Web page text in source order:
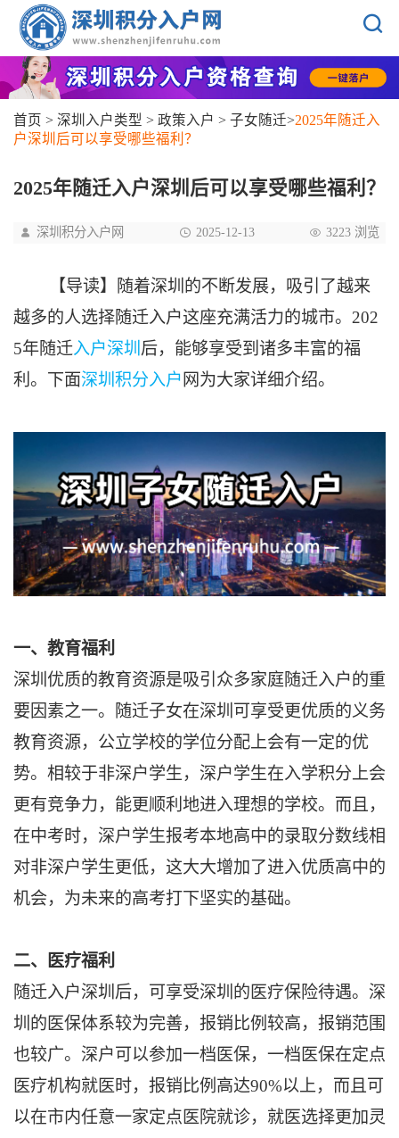
首页 > 深圳入户类型 > 政策入户 > 子女随迁>2025年随迁入
户深圳后可以享受哪些福利？
2025年随迁入户深圳后可以享受哪些福利？
深圳积分入户网 2025-12-13 3223 浏览
【导读】随着深圳的不断发展，吸引了越来
越多的人选择随迁入户这座充满活力的城市。202
5年随迁入户深圳 后，能够享受到诸多丰富的福
利。下面深圳积分入户 网为大家详细介绍。
一、教育福利
深圳优质的教育资源是吸引众多家庭随迁入户的重
要因素之一。随迁子女在深圳可享受更优质的义务
教育资源，公立学校的学位分配上会有一定的优
势。相较于非深户学生，深户学生在入学积分上会
更有竞争力，能更顺利地进入理想的学校。而且，
在中考时，深户学生报考本地高中的录取分数线相
对非深户学生更低，这大大增加了进入优质高中的
机会，为未来的高考打下坚实的基础。
二、医疗福利
随迁入户深圳后，可享受深圳的医疗保险待遇。深
圳的医保体系较为完善，报销比例较高，报销范围
也较广。深户可以参加一档医保，一档医保在定点
医疗机构就医时，报销比例高达90%以上，而且可
以在市内任意一家定点医院就诊，就医选择更加灵